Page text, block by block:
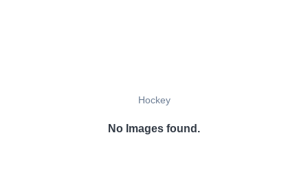
Hockey
No Images found.